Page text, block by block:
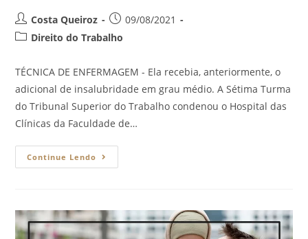
Costa Queiroz
09/08/2021
Direito do Trabalho
TÉCNICA DE ENFERMAGEM - Ela recebia, anteriormente, o
adicional de insalubridade em grau médio. A Sétima Turma
do Tribunal Superior do Trabalho condenou o Hospital das
Clínicas da Faculdade de…
Continue Lendo